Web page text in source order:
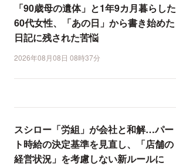
「90歳母の遺体」と1年9カ月暮らした
60代女性、「あの日」から書き始めた
日記に残された苦悩
2026年08月08日 08時37分
スシロー「労組」が会社と和解…パー
ト時給の決定基準を見直し、「店舗の
経営状況」を考慮しない新ルールに